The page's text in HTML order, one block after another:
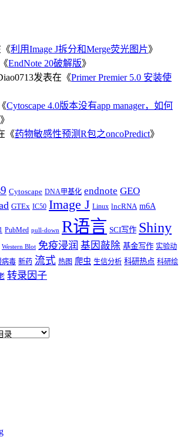
利用Image J拆分和Merge荧光图片》
EndNote 20破解版》
发表在《Primer Premier 5.0 安装使
Cytoscape 4.0版本没有app manager，如何
》
《药物敏感性预测R包之oncoPredict》
Cytoscape DNA甲基化 endnote GEO
GTEx IC50 Image J Linux lncRNA m6A
PubMed pull-down R语言 SCI写作 Shiny
Western Blot 免疫浸润 基因敲除 基金写作 实验动
病毒 新药 流式 热图 爬虫 生信分析 科研热点 科研绘
转录因子